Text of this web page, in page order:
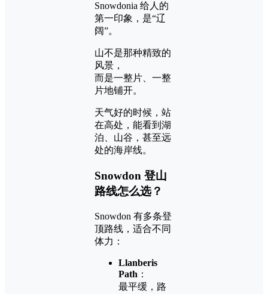
Snowdonia 给人的
第一印象，是“辽
阔”。
山不是那种精致的
风景，
而是一整片、一整
片地铺开。
天气好的时候，站
在高处，能看到湖
泊、山谷，甚至远
处的海岸线。
Snowdon 登山
路线怎么选？
Snowdon 有多条登
顶路线，适合不同
体力：
Llanberis
Path ：
最平缓，路